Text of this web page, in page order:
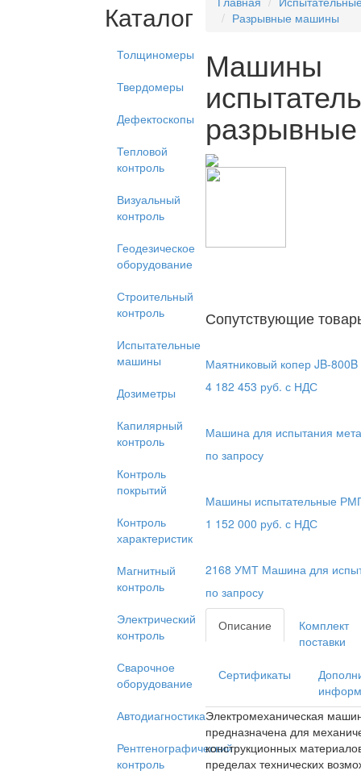
Каталог
Толщиномеры
Твердомеры
Дефектоскопы
Тепловой
контроль
Визуальный
контроль
Геодезическое
оборудование
Строительный
контроль
Испытательные
машины
Дозиметры
Капилярный
контроль
Контроль
покрытий
Контроль
характеристик
Магнитный
контроль
Электрический
контроль
Сварочное
оборудование
Автодиагностика
Рентгенографический
контроль
Разрывные машины
Машины
Сопутствующие
Маятниковый копер JB-800B
4 182 453 руб. с НДС
Машина для испытания
по запросу
Машины испытательные
1 152 000 руб. с НДС
2168 УМТ Машина для
по запросу
Описание
Комплект
поставки
Сертификаты
Электромеханическая
предназначена для
конструкционных
пределах технических